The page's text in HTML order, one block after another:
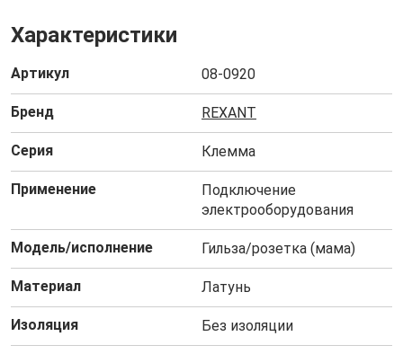
Характеристики
Артикул 08-0920
Бренд REXANT
Серия Клемма
Применение
Подключение
электрооборудования
Модель/исполнение Гильза/розетка (мама)
Материал Латунь
Изоляция Без изоляции